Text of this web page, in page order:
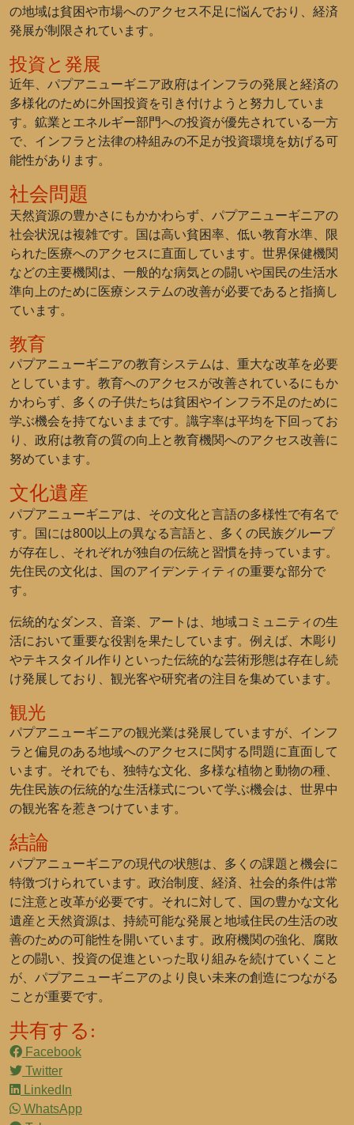
の地域は貧困や市場へのアクセス不足に悩んでおり、経済
発展が制限されています。
投資と発展
近年、パプアニューギニア政府はインフラの発展と経済の
多様化のために外国投資を引き付けようと努力していま
す。鉱業とエネルギー部門への投資が優先されている一方
で、インフラと法律の枠組みの不足が投資環境を妨げる可
能性があります。
社会問題
天然資源の豊かさにもかかわらず、パプアニューギニアの
社会状況は複雑です。国は高い貧困率、低い教育水準、限
られた医療へのアクセスに直面しています。世界保健機関
などの主要機関は、一般的な病気との闘いや国民の生活水
準向上のために医療システムの改善が必要であると指摘し
ています。
教育
パプアニューギニアの教育システムは、重大な改革を必要
としています。教育へのアクセスが改善されているにもか
かわらず、多くの子供たちは貧困やインフラ不足のために
学ぶ機会を持てないままです。識字率は平均を下回ってお
り、政府は教育の質の向上と教育機関へのアクセス改善に
努めています。
文化遺産
パプアニューギニアは、その文化と言語の多様性で有名で
す。国には800以上の異なる言語と、多くの民族グループ
が存在し、それぞれが独自の伝統と習慣を持っています。
先住民の文化は、国のアイデンティティの重要な部分で
す。
伝統的なダンス、音楽、アートは、地域コミュニティの生
活において重要な役割を果たしています。例えば、木彫り
やテキスタイル作りといった伝統的な芸術形態は存在し続
け発展しており、観光客や研究者の注目を集めています。
観光
パプアニューギニアの観光業は発展していますが、インフ
ラと偏見のある地域へのアクセスに関する問題に直面して
います。それでも、独特な文化、多様な植物と動物の種、
先住民族の伝統的な生活様式について学ぶ機会は、世界中
の観光客を惹きつけています。
結論
パプアニューギニアの現代の状態は、多くの課題と機会に
特徴づけられています。政治制度、経済、社会的条件は常
に注意と改革が必要です。それに対して、国の豊かな文化
遺産と天然資源は、持続可能な発展と地域住民の生活の改
善のための可能性を開いています。政府機関の強化、腐敗
との闘い、投資の促進といった取り組みを続けていくこと
が、パプアニューギニアのより良い未来の創造につながる
ことが重要です。
共有する:
Facebook
Twitter
LinkedIn
WhatsApp